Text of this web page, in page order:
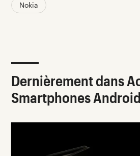
Nokia
Dernièrement dans
Smartphones Android